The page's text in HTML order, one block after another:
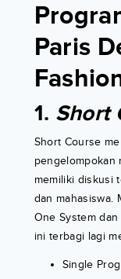
Paris
1. Short
Short Course
pengelompokan
memiliki diskusi
dan mahasiswa.
One System
ini terbagi lagi
Single